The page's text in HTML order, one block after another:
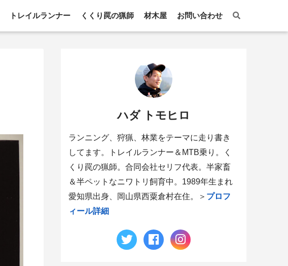
トレイルランナー くくり罠の猟師 材木屋 お問い合わせ
ハダ トモヒロ
ランニング、狩猟、林業をテーマに走り書き
してます。トレイルランナー＆MTB乗り。く
くり罠の猟師。合同会社セリフ代表。半家畜
＆半ペットなニワトリ飼育中。1989年生まれ
愛知県出身、岡山県西粟倉村在住。＞ プロフ
ィール詳細